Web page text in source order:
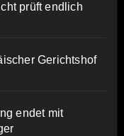
prüft endlich
Gerichtshof
endet mit